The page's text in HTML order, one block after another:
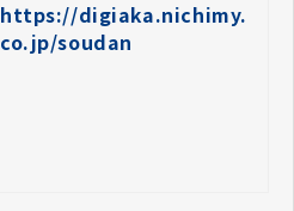
https://digiaka.nichimy.
co.jp/soudan